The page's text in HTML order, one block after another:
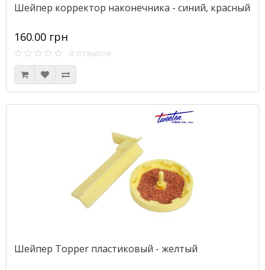
Шейпер корректор наконечника - синий, красный
160.00 грн
0 отзывов
Шейпер Topper пластиковый - желтый